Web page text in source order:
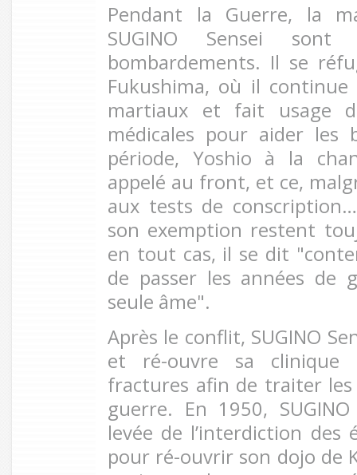
Pendant la Guerre, la
SUGINO Sensei
bombardements. Il se
Fukushima, où il
martiaux et fait usage
médicales pour aider les
période, Yoshio à la
appelé au front, et ce,
aux tests de
son exemption restent
en tout cas, il se dit
de passer les années de
seule âme".
Après le conflit, SUGINO
et ré-ouvre sa clinique
fractures afin de traiter les
guerre. En 1950,
levée de l’interdiction des
pour ré-ouvrir son dojo de